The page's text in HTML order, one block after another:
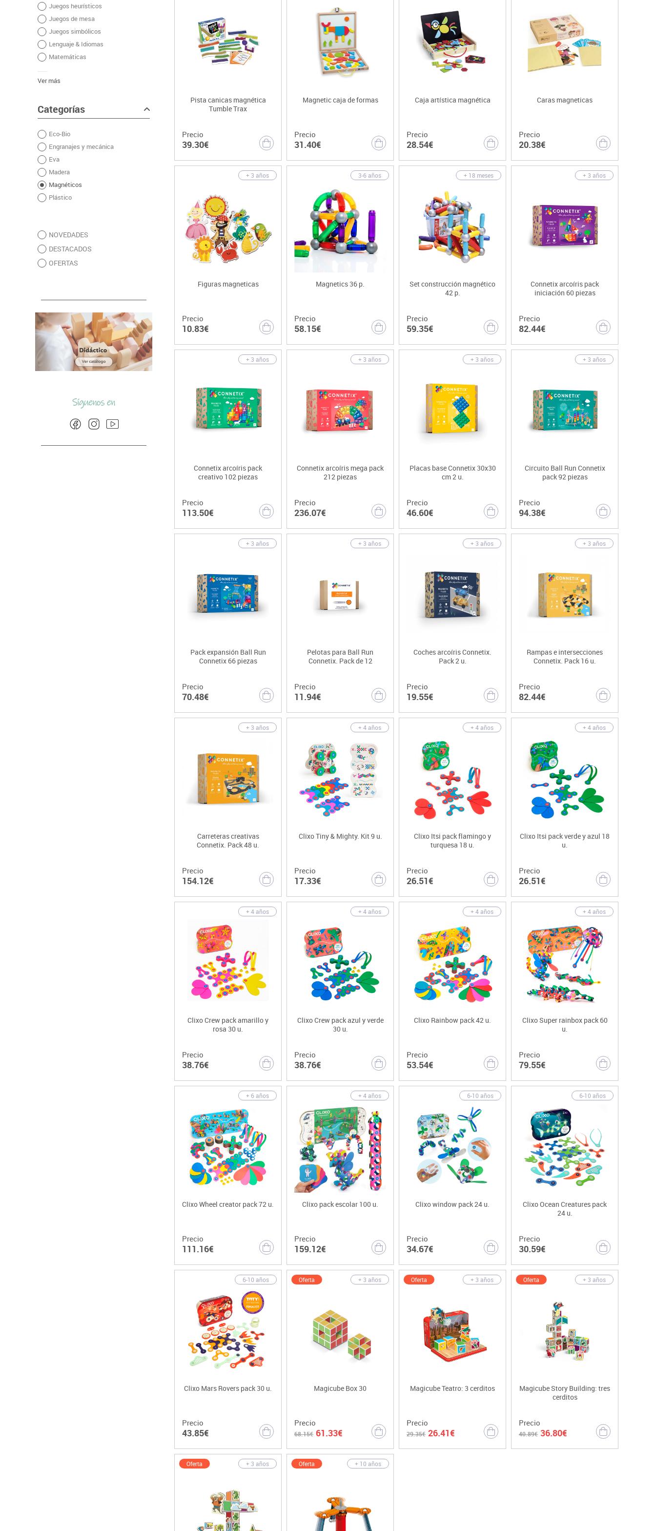
Papel y manipulados
Juegos heurísticos
Juegos de mesa
Juegos simbólicos
Lenguaje & Idiomas
Matemáticas
Ver más
Categorías
Eco-Bio
Engranajes y mecánica
Eva
Madera
Magnéticos
Plástico
NOVEDADES
DESTACADOS
OFERTAS
Pista canicas magnética
Tumble Trax
Precio
39.30€
Magnetic caja de formas
Precio
31.40€
Caja artística magnética
Precio
28.54€
Caras magneticas
Precio
20.38€
+ 3 años
Figuras magneticas
Precio
10.83€
3-6 años
Magnetics 36 p.
Precio
58.15€
+ 18 meses
Set construcción magnético
42 p.
Precio
59.35€
+ 3 años
Connetix arcoíris pack
iniciación 60 piezas
Precio
82.44€
+ 3 años
Connetix arcoíris pack
creativo 102 piezas
Precio
113.50€
+ 3 años
Connetix arcoíris mega pack
212 piezas
Precio
236.07€
+ 3 años
Placas base Connetix 30x30
cm 2 u.
Precio
46.60€
+ 3 años
Circuito Ball Run Connetix
pack 92 piezas
Precio
94.38€
+ 3 años
Pack expansión Ball Run
Connetix 66 piezas
Precio
70.48€
+ 3 años
Pelotas para Ball Run
Connetix. Pack de 12
Precio
11.94€
+ 3 años
Coches arcoíris Connetix.
Pack 2 u.
Precio
19.55€
+ 3 años
Rampas e intersecciones
Connetix. Pack 16 u.
Precio
82.44€
+ 3 años
Carreteras creativas
Connetix. Pack 48 u.
Precio
154.12€
+ 4 años
Clixo Tiny & Mighty. Kit 9 u.
Precio
17.33€
+ 4 años
Clixo Itsi pack flamingo y
turquesa 18 u.
Precio
26.51€
+ 4 años
Clixo Itsi pack verde y azul 18
u.
Precio
26.51€
+ 4 años
Clixo Crew pack amarillo y
rosa 30 u.
Precio
38.76€
+ 4 años
Clixo Crew pack azul y verde
30 u.
Precio
38.76€
+ 4 años
Clixo Rainbow pack 42 u.
Precio
53.54€
+ 4 años
Clixo Super rainbox pack 60
u.
Precio
79.55€
+ 6 años
Clixo Wheel creator pack 72 u.
Precio
111.16€
+ 4 años
Clixo pack escolar 100 u.
Precio
159.12€
6-10 años
Clixo window pack 24 u.
Precio
34.67€
6-10 años
Clixo Ocean Creatures pack
24 u.
Precio
30.59€
6-10 años
Clixo Mars Rovers pack 30 u.
Precio
43.85€
Oferta + 3 años
Magicube Box 30
Precio
68.15€ 61.33€
Oferta + 3 años
Magicube Teatro: 3 cerditos
Precio
29.35€ 26.41€
Oferta + 3 años
Magicube Story Building: tres
cerditos
Precio
40.89€ 36.80€
Oferta + 3 años Oferta + 10 años